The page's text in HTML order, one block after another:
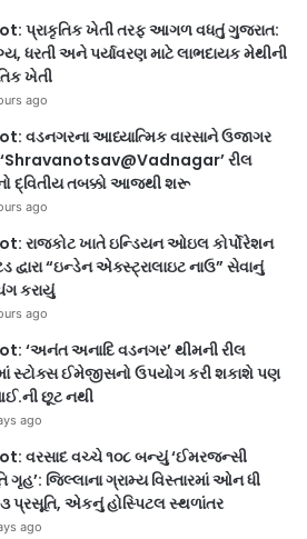
પ્રાકૃતિક ખેતી તરફ આગળ વધતું ગુજરાત:
ધરતી અને પર્યાવરણ માટે લાભદાયક મેથીની
ખેતી
ago
વડનગરના આધ્યાત્મિક વારસાને ઉજાગર
‘Shravanotsav@Vadnagar’ રીલ
દ્વિતીય તબક્કો આજથી શરૂ
ago
રાજકોટ ખાતે ઇન્ડિયન ઓઇલ કોર્પોરેશન
દ્વારા “ઇન્ડેન એક્સ્ટ્રાલાઇટ નાઉ” સેવાનું
કરાયું
ago
‘અનંત અનાદિ વડનગર’ થીમની રીલ
સ્ટોક્સ ઈમેજીસનો ઉપયોગ કરી શકાશે પણ
છૂટ નથી
ago
વરસાદ વચ્ચે ૧૦૮ બન્યું ‘ઈમરજન્સી
ગૃહ’: જિલ્લાના ગ્રામ્ય વિસ્તારમાં ઓન ધી
૩ પ્રસૂતિ, એકનું હોસ્પિટલ સ્થળાંતર
ago